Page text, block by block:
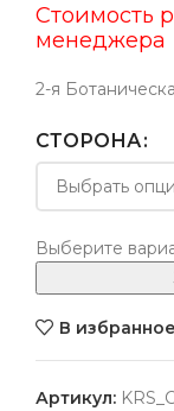
Стоимость
менеджера
2-я
СТОРОНА
Выберите
В избранное
Артикул: